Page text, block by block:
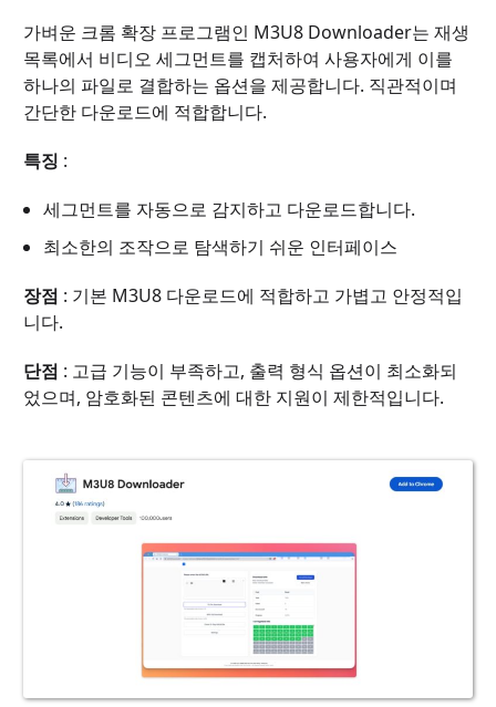
가벼운 크롬 확장 프로그램인 M3U8 Downloader는 재생
목록에서 비디오 세그먼트를 캡처하여 사용자에게 이를
하나의 파일로 결합하는 옵션을 제공합니다. 직관적이며
간단한 다운로드에 적합합니다.
특징 :
세그먼트를 자동으로 감지하고 다운로드합니다.
최소한의 조작으로 탐색하기 쉬운 인터페이스
장점 : 기본 M3U8 다운로드에 적합하고 가볍고 안정적입
니다.
단점 : 고급 기능이 부족하고, 출력 형식 옵션이 최소화되
었으며, 암호화된 콘텐츠에 대한 지원이 제한적입니다.